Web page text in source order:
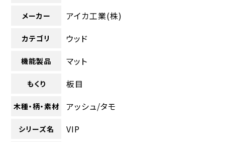
メーカー アイカ工業(株)
カテゴリ ウッド
機能製品 マット
もくり 板目
木種・柄・素材 アッシュ/タモ
シリーズ名 VIP